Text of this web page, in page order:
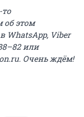
об этом
WhatsApp, Viber
или
Очень ждём!